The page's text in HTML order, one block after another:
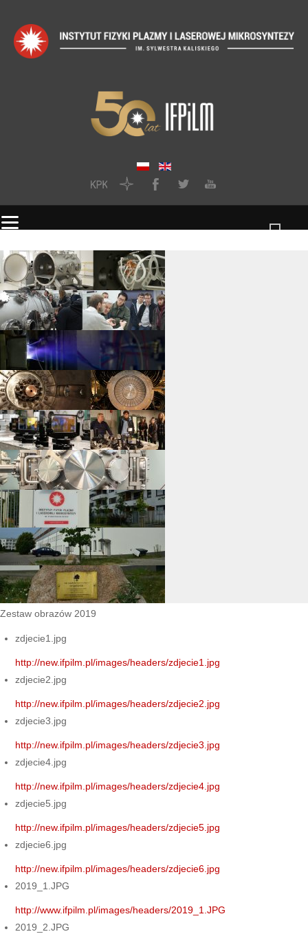
Zestaw obrazów 2019
zdjecie1.jpg
http://new.ifpilm.pl/images/headers/zdjecie1.jpg
zdjecie2.jpg
http://new.ifpilm.pl/images/headers/zdjecie2.jpg
zdjecie3.jpg
http://new.ifpilm.pl/images/headers/zdjecie3.jpg
zdjecie4.jpg
http://new.ifpilm.pl/images/headers/zdjecie4.jpg
zdjecie5.jpg
http://new.ifpilm.pl/images/headers/zdjecie5.jpg
zdjecie6.jpg
http://new.ifpilm.pl/images/headers/zdjecie6.jpg
2019_1.JPG
http://www.ifpilm.pl/images/headers/2019_1.JPG
2019_2.JPG